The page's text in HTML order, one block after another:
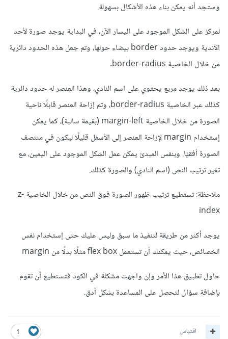
وستجد أنه يمكن بناء هذه الأشكال بسهولة.
لمركز على الشكل الموجود على اليسار الآن، في البداية يوجد صورة لأحد
الأندية ويوجد حدود border بيضاء حولها، وتم جعل هذه الحدود دائرية
من خلال الخاصية border-radius.
بعد ذلك يوجد مربع يحتوي على اسم النادي، وهذا العنصر له حدود دائرية
كذلك عبر الخاصية border-radius، وتم إزاحة العنصر قابلًا ناحية
الصورة من خلال الخاصية margin-left (بقيمة سالبة)، كما يمكن
إستخدام margin لإزاحة العنصر إلى الأسفل قليلًا ليكون في منتصف
الصورة أفقيًا. وبنفس المبدئ يمكن عمل الشكل الموجود على اليمين، مع
تغير ترتيب النص (اسم النادي) والصورة كذلك.
ملاحظة: تستطيع ترتيب ظهور الصورة فوق النص من خلال الخاصية z-
index
يوجد أكثر من طريقة لتنفيذ ما سبق وليس عليك حتى إستخدام نفس
الخصائص، حيث يمكنك أن تستعمل flex box مثلًا بدلًا من margin
حاول تطبيق هذا الأمر وإن واجهت مشكلة في الكود فتستطيع أن تقوم
بإضافة سؤال لتحصل على المساعدة بشكل أدق.
1 اقتباس